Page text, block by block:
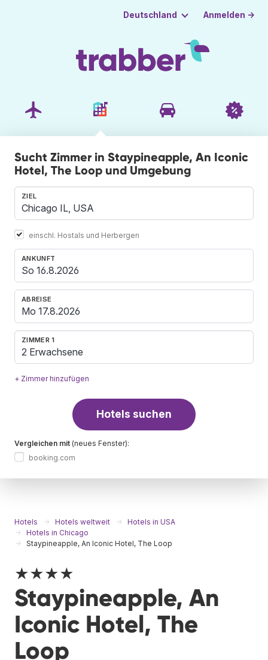
Deutschland Anmelden →
Sucht Zimmer in Staypineapple, An Iconic
Hotel, The Loop und Umgebung
ZIEL
einschl. Hostals und Herbergen
ANKUNFT
ABREISE
ZIMMER 1
2 Erwachsene
+ Zimmer hinzufügen
Hotels suchen
Vergleichen mit (neues Fenster):
booking.com
Hotels Hotels weltweit
Hotels in USA
Hotels in Chicago
Staypineapple, An Iconic Hotel, The Loop
★★★★
Staypineapple, An
Iconic Hotel, The
Loop